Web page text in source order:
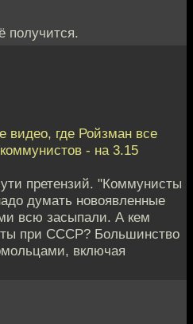
получится.
видео, где Ройзман все
- на 3.15
претензий. "Коммунисты
думать новоявленные
всю засыпали. А кем
при СССР? Большинство
включая